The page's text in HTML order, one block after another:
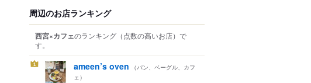
周辺のお店ランキング
西宮×カフェのランキング （点数の高いお店） で
す。
1 ameen’s oven
（パン、ベーグル、カフ
ェ）